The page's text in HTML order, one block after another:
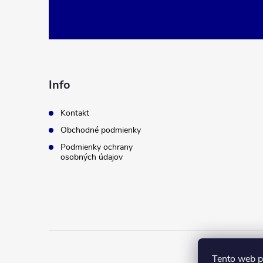
Tento web
Info
Kontakt
Obchodné podmienky
Podmienky ochrany
osobných údajov